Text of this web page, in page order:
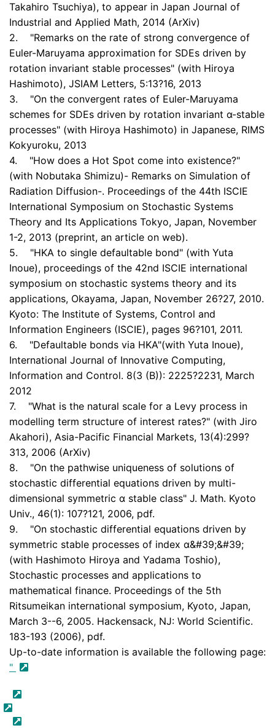
Takahiro Tsuchiya), to appear in Japan Journal of
Industrial and Applied Math, 2014 (ArXiv)
2. "Remarks on the rate of strong convergence of
Euler-Maruyama approximation for SDEs driven by
rotation invariant stable processes" (with Hiroya
Hashimoto), JSIAM Letters, 5:13?16, 2013
3. "On the convergent rates of Euler-Maruyama
schemes for SDEs driven by rotation invariant α-stable
processes" (with Hiroya Hashimoto) in Japanese, RIMS
Kokyuroku, 2013
4. "How does a Hot Spot come into existence?"
(with Nobutaka Shimizu)- Remarks on Simulation of
Radiation Diffusion-. Proceedings of the 44th ISCIE
International Symposium on Stochastic Systems
Theory and Its Applications Tokyo, Japan, November
1-2, 2013 (preprint, an article on web).
5. "HKA to single defaultable bond" (with Yuta
Inoue), proceedings of the 42nd ISCIE international
symposium on stochastic systems theory and its
applications, Okayama, Japan, November 26?27, 2010.
Kyoto: The Institute of Systems, Control and
Information Engineers (ISCIE), pages 96?101, 2011.
6. "Defaultable bonds via HKA"(with Yuta Inoue),
International Journal of Innovative Computing,
Information and Control. 8(3 (B)): 2225?2231, March
2012
7. "What is the natural scale for a Levy process in
modelling term structure of interest rates?" (with Jiro
Akahori), Asia-Pacific Financial Markets, 13(4):299?
313, 2006 (ArXiv)
8. "On the pathwise uniqueness of solutions of
stochastic differential equations driven by multi-
dimensional symmetric α stable class" J. Math. Kyoto
Univ., 46(1): 107?121, 2006, pdf.
9. "On stochastic differential equations driven by
symmetric stable processes of index α&#39;&#39;
(with Hashimoto Hiroya and Yadama Toshio),
Stochastic processes and applications to
mathematical finance. Proceedings of the 5th
Ritsumeikan international symposium, Kyoto, Japan,
March 3--6, 2005. Hackensack, NJ: World Scientific.
183-193 (2006), pdf.
Up-to-date information is available the following page:
"